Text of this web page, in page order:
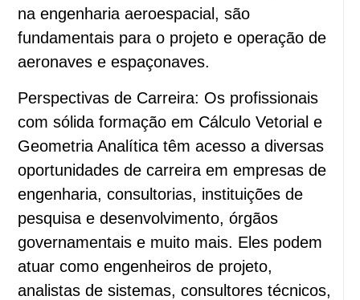
na engenharia aeroespacial, são
fundamentais para o projeto e operação de
aeronaves e espaçonaves.
Perspectivas de Carreira: Os profissionais
com sólida formação em Cálculo Vetorial e
Geometria Analítica têm acesso a diversas
oportunidades de carreira em empresas de
engenharia, consultorias, instituições de
pesquisa e desenvolvimento, órgãos
governamentais e muito mais. Eles podem
atuar como engenheiros de projeto,
analistas de sistemas, consultores técnicos,